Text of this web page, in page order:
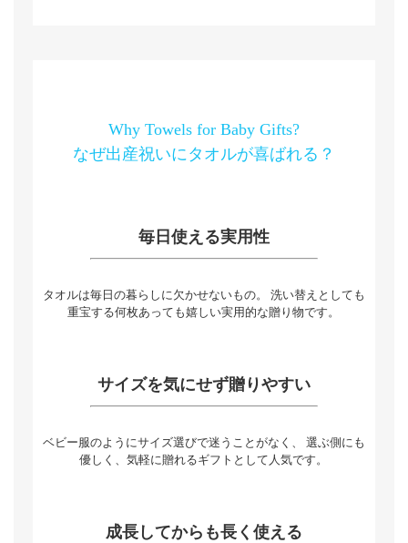
Why Towels for Baby Gifts?
なぜ出産祝いにタオルが喜ばれる？
毎日使える実用性
タオルは毎日の暮らしに欠かせないもの。 洗い替えとしても
重宝する何枚あっても嬉しい実用的な贈り物です。
サイズを気にせず贈りやすい
ベビー服のようにサイズ選びで迷うことがなく、 選ぶ側にも
優しく、気軽に贈れるギフトとして人気です。
成長してからも長く使える